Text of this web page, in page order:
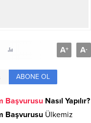
A+ A-
ABONE OL
Başvurusu Nasıl Yapılır?
Başvurusu Ülkemiz